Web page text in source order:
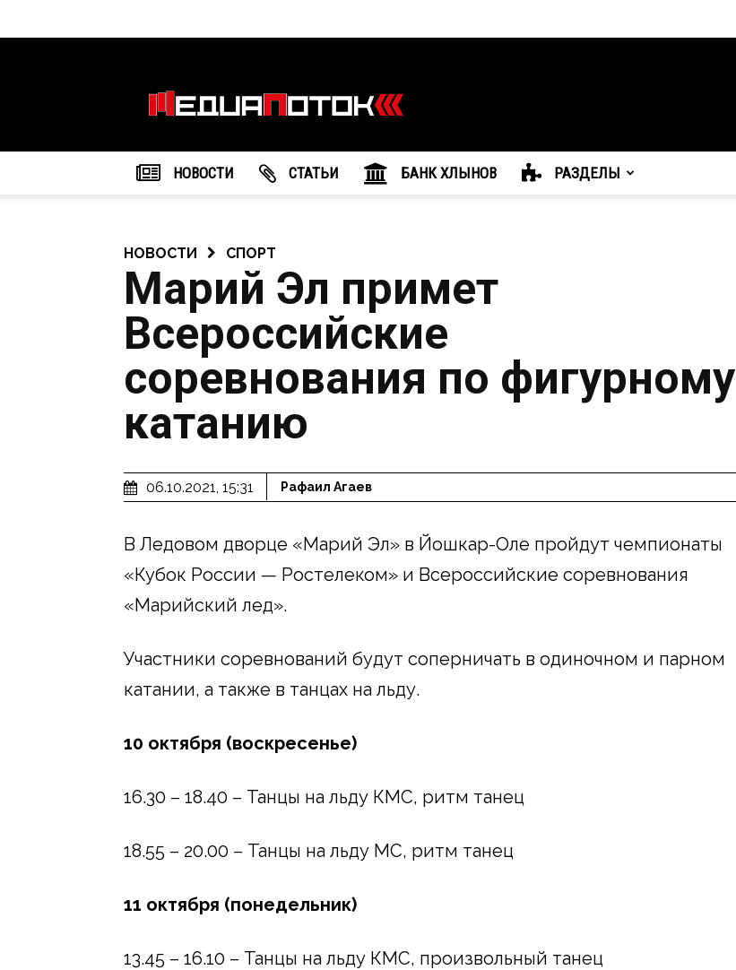
агентство
"МедиаПоток"
НОВОСТИ CТАТЬИ БАНК ХЛЫНОВ РАЗДЕЛЫ
НОВОСТИ СПОРТ
Марий Эл примет
Всероссийские
соревнования по фигурному
катанию
06.10.2021, 15:31 Рафаил Агаев
В Ледовом дворце «Марий Эл» в Йошкар-Оле пройдут чемпионаты
«Кубок России — Ростелеком» и Всероссийские соревнования
«Марийский лед».
Участники соревнований будут соперничать в одиночном и парном
катании, а также в танцах на льду.
10 октября (воскресенье)
16.30 – 18.40 – Танцы на льду КМС, ритм танец
18.55 – 20.00 – Танцы на льду МС, ритм танец
11 октября (понедельник)
13.45 – 16.10 – Танцы на льду КМС, произвольный танец